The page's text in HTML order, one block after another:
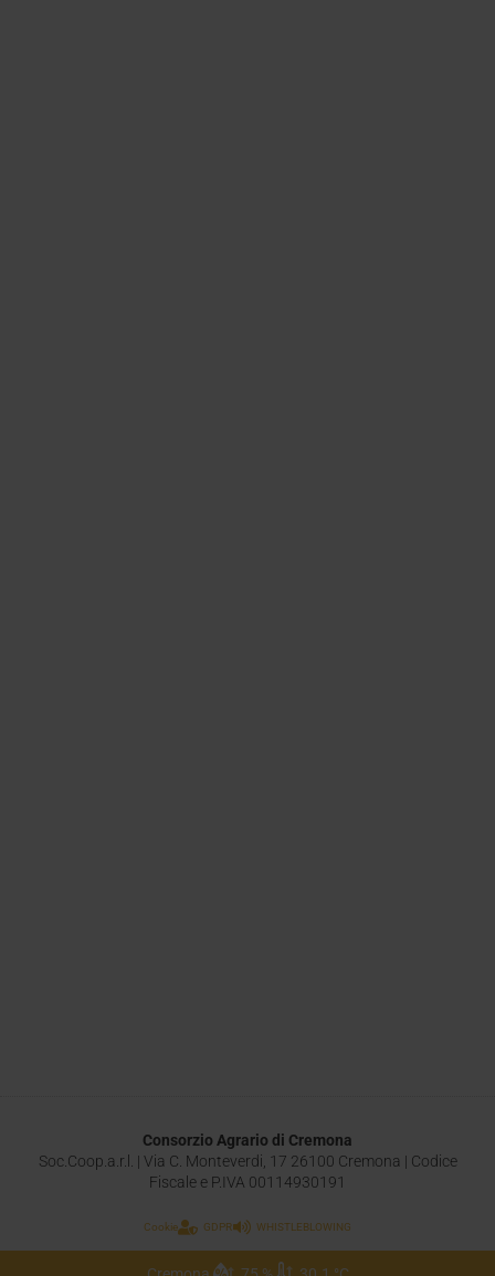
Consorzio Agrario di Cremona
Soc.Coop.a.r.l. | Via C. Monteverdi, 17 26100 Cremona | Codice
Fiscale e P.IVA 00114930191
Cookie GDPR WHISTLEBLOWING